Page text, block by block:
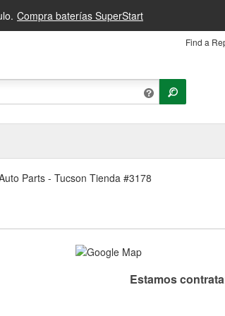
Compra baterías SuperStart
Find a
Parts - Tucson Tienda #3178
Estamos